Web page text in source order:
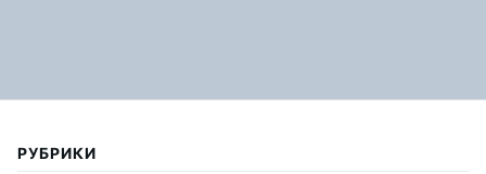
РУБРИКИ